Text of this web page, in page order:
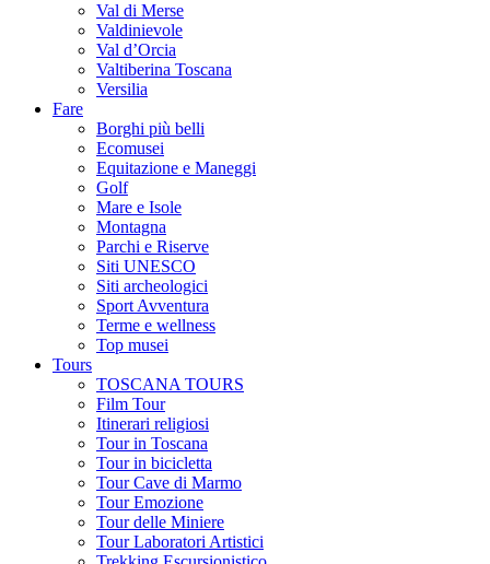
Val di Merse
Valdinievole
Val d’Orcia
Valtiberina Toscana
Versilia
Fare
Borghi più belli
Ecomusei
Equitazione e Maneggi
Golf
Mare e Isole
Montagna
Parchi e Riserve
Siti UNESCO
Siti archeologici
Sport Avventura
Terme e wellness
Top musei
Tours
TOSCANA TOURS
Film Tour
Itinerari religiosi
Tour in Toscana
Tour in bicicletta
Tour Cave di Marmo
Tour Emozione
Tour delle Miniere
Tour Laboratori Artistici